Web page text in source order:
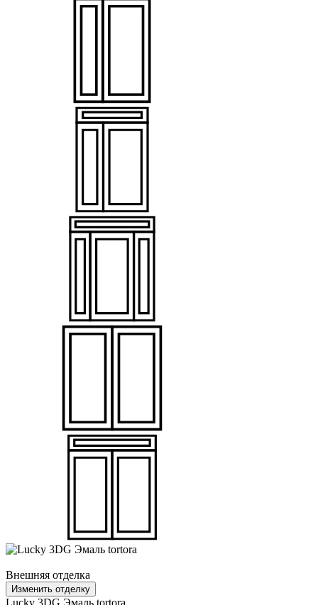
Внешняя отделка
Изменить отделку
Lucky 3DG Эмаль tortora